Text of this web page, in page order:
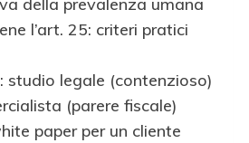
della prevalenza umana
l’art. 25: criteri pratici
studio legale (contenzioso)
(parere fiscale)
paper per un cliente